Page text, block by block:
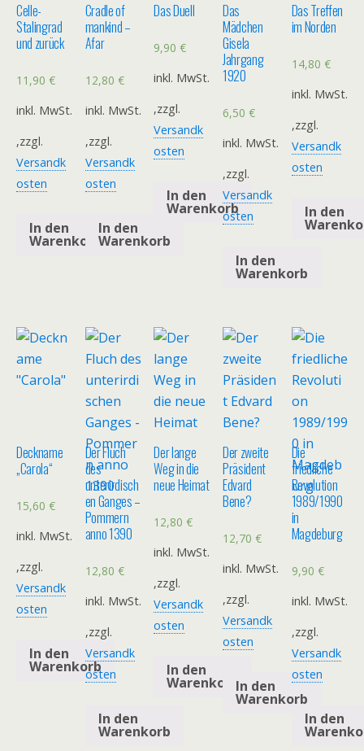
Celle-
Stalingrad
und zurück
11,90 €
inkl. MwSt.
,zzgl.
Versandk
osten
In den
Warenkorb
Cradle of
mankind –
Afar
12,80 €
inkl. MwSt.
,zzgl.
Versandk
osten
In den
Warenkorb
Das Duell
9,90€
inkl. MwSt.
,zzgl.
Versandk
osten
In den
Warenkorb
Das
Mädchen
Gisela
Jahrgang
1920
6,50 €
inkl. MwSt.
,zzgl.
Versandk
osten
In den
Warenkorb
Das Treffen
im Norden
14,80 €
inkl. MwSt.
,zzgl.
Versandk
osten
In den
Deckname
„Carola“
15,60 €
inkl. MwSt.
,zzgl.
Versandk
osten
In den
Warenkorb
Der Fluch
des
unterirdisch
en Ganges –
Pommern
anno 1390
12,80 €
inkl. MwSt.
,zzgl.
Versandk
osten
In den
Warenkorb
Der lange
Weg in die
neue Heimat
12,80€
inkl. MwSt.
,zzgl.
Versandk
osten
In den
Warenkorb
Der zweite
Präsident
Edvard
Bene?
12,70 €
inkl. MwSt.
,zzgl.
Versandk
osten
In den
Warenkorb
Die
friedliche
Revolution
1989/1990
in
Magdeburg
9,90 €
inkl. MwSt.
,zzgl.
Versandk
osten
In den